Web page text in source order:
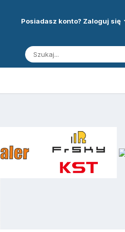
Posiadasz konto? Zaloguj się